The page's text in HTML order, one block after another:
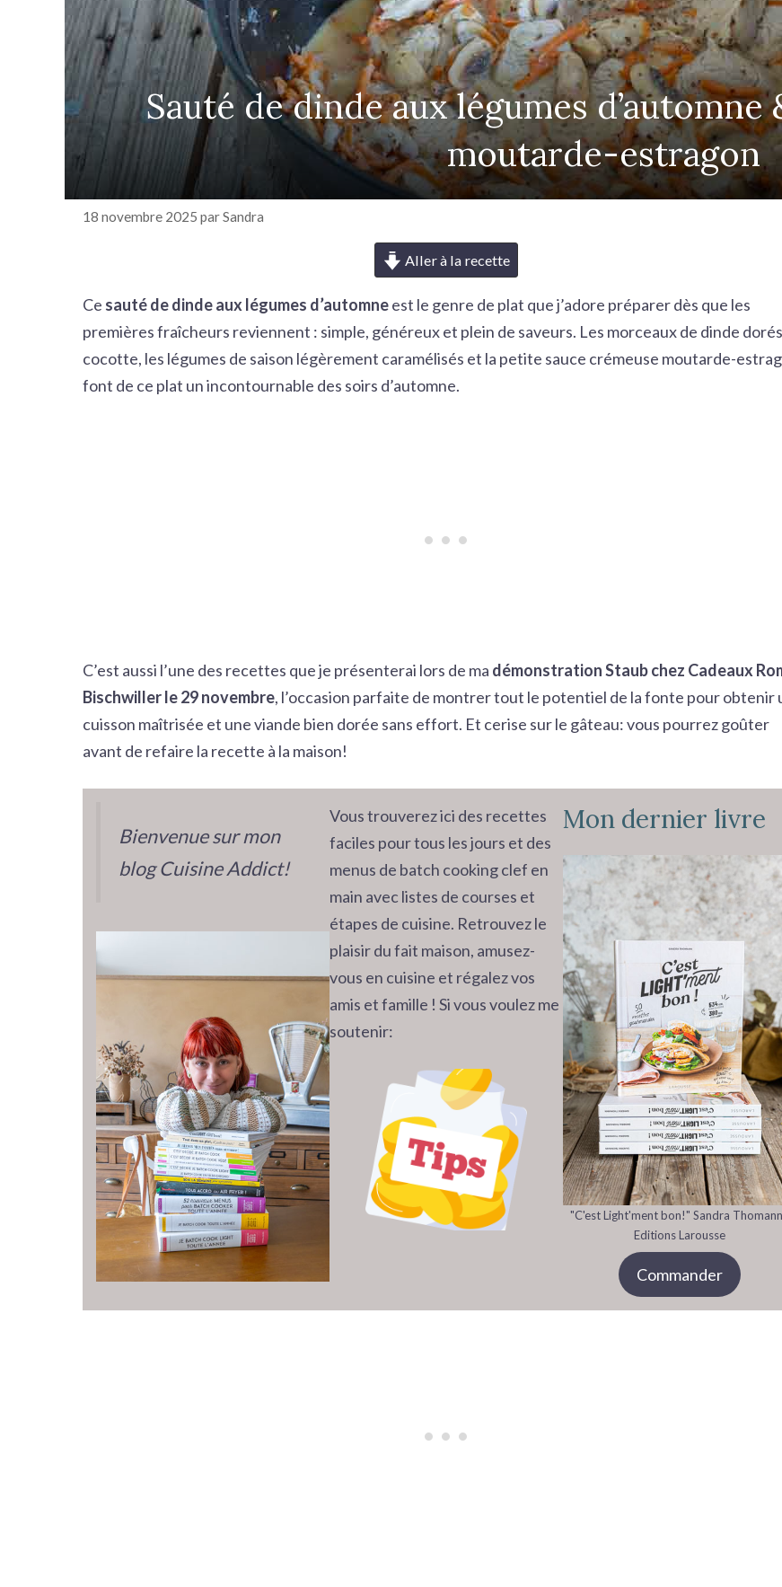
r
h
e
r
Sauté de dinde aux légumes d’automne
moutarde-estragon
18 novembre 2025 parSandra
Aller à la recette
Ce sauté de dinde aux légumes d’automneest le genre de plat que j’adore préparer dès que les
premières fraîcheurs reviennent : simple, généreux et plein de saveurs. Les morceaux de dinde
cocotte, les légumes de saison légèrement caramélisés et la petite sauce crémeuse moutarde-
font de ce plat un incontournable des soirs d’automne.
C’est aussi l’une des recettes que je présenterai lors de ma démonstration Staub chez Cadeaux
Bischwiller le 29 novembre, l’occasion parfaite de montrer tout le potentiel de la fonte pour obtenir
cuisson maîtrisée et une viande bien dorée sans effort. Et cerise sur le gâteau: vous pourrez goûter
avant de refaire la recette à la maison!
Bienvenue sur mon
blog Cuisine Addict!
Vous trouverez ici des recettes
faciles pour tous les jours et des
menus de batch cooking clef en
main avec listes de courses et
étapes de cuisine. Retrouvez le
plaisir du fait maison, amusez-
vous en cuisine et régalez vos
amis et famille ! Si vous voulez me
soutenir:
Mon dernier livre
"C'est Light'ment bon!" Sandra
Editions Larousse
Commander